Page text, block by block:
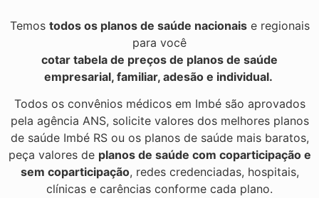
Temos todos os planos de saúde nacionaise regionais
para você
cotar tabela de preços de planos de saúde
empresarial, familiar, adesão e individual.
Todos os convênios médicos em Imbé são aprovados
pela agência ANS, solicite valores dos melhores planos
de saúde Imbé RS ou os planos de saúde mais baratos,
peça valores de planos de saúde com coparticipação e
sem coparticipação, redes credenciadas, hospitais,
clínicas e carências conforme cada plano.